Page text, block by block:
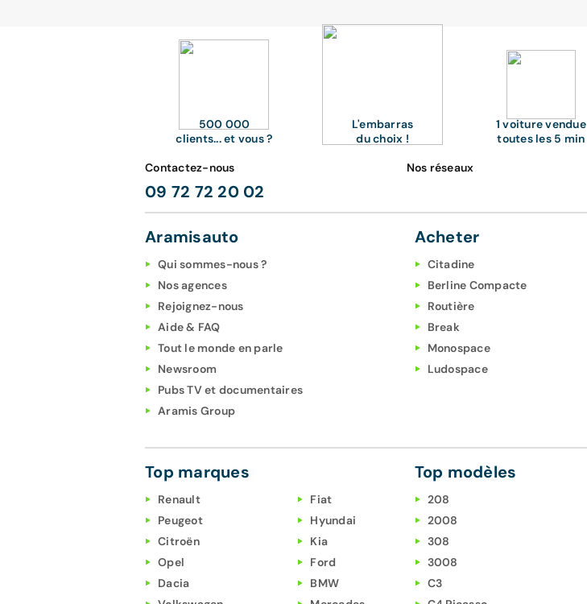
500 000
clients... et vous ?
L'embarras
du choix !
1 voiture vendue
toutes les 5 min
Contactez-nous
09 72 72 20 02
Nos réseaux
Aramisauto
Qui sommes-nous ?
Nos agences
Rejoignez-nous
Aide & FAQ
Tout le monde en parle
Newsroom
Pubs TV et documentaires
Aramis Group
Acheter
Citadine
Berline Compacte
Routière
Break
Monospace
Ludospace
Top marques
Renault
Peugeot
Citroën
Opel
Dacia
Fiat
Hyundai
Kia
Ford
BMW
Top modèles
208
2008
308
3008
C3